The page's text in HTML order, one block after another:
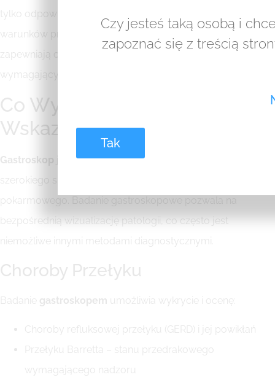
warunków pracy. Profesjonalne
lampy operacyjne
zapewniają optymalne oświetlenie podczas zabiegów
wymagających najwyższej precyzji.
Co Wykrywa Gastroskopia?
Wskazania do Badania
Gastroskop
jest niezastąpionym narzędziem w diagnostyce
szerokiego spektrum chorób górnego odcinka przewodu
pokarmowego. Badanie gastroskopowe pozwala na
bezpośrednią wizualizację patologii, co często jest
niemożliwe innymi metodami diagnostycznymi.
Choroby Przełyku
Badanie gastroskopem umożliwia wykrycie i ocenę:
Choroby refluksowej przełyku (GERD) i jej powikłań
Przełyku Barretta – stanu przedrakowego
wymagającego nadzoru
Czy jesteś taką osobą i
zapoznać się z treścią
Tak